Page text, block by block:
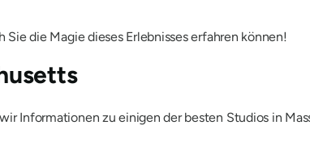
Sie die Magie dieses Erlebnisses erfahren können!
Informationen zu einigen der besten Studios in